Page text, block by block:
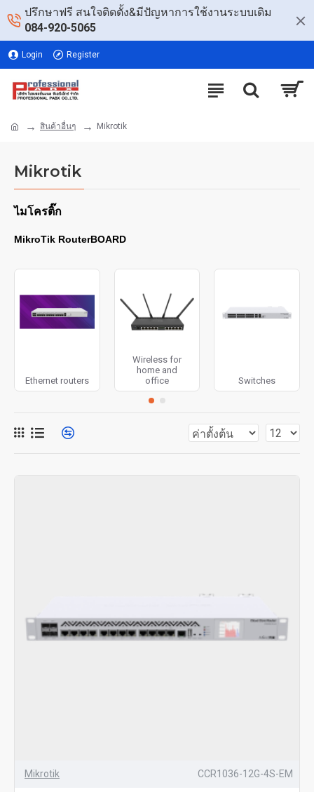
ปรึกษาฟรี สนใจติดตั้ง&มีปัญหาการใช้งานระบบเดิม
084-920-5065
Login Register
สินค้าอื่นๆ Mikrotik
Mikrotik
ไมโครติ๊ก
MikroTik RouterBOARD
Ethernet routers
Wireless for
home and
office
Switches
Mikrotik CCR1036-12G-4S-EM